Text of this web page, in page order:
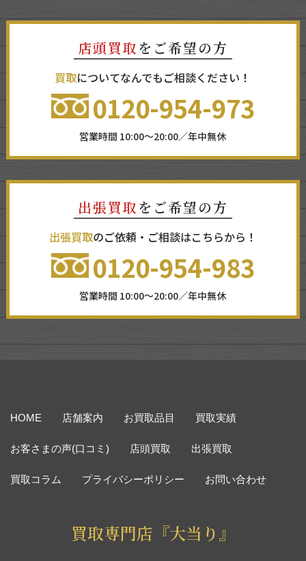
店頭買取 をご希望の方
買取についてなんでもご相談ください！
0120-954-973
営業時間 10:00～20:00／年中無休
出張買取 をご希望の方
出張買取のご依頼・ご相談はこちらから！
0120-954-983
営業時間 10:00～20:00／年中無休
HOME 店舗案内 お買取品目 買取実績
お客さまの声(口コミ) 店頭買取 出張買取
買取コラム プライバシーポリシー お問い合わせ
買取専門店『大当り』